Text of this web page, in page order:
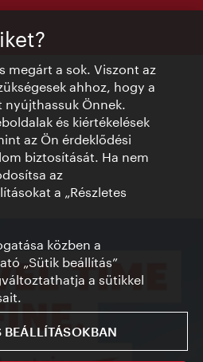
megárt a sok. Viszont az
ahhoz, hogy a
Önnek.
és kiértékelések
az Ön érdeklődési
biztosítását. Ha nem
az
a „Részletes
közben a
„Sütik beállítás”
a sütikkel
BEÁLLÍTÁSOKBAN